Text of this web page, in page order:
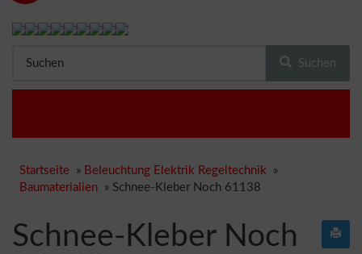
Suchen
Startseite » Beleuchtung Elektrik Regeltechnik »
Baumaterialien » Schnee-Kleber Noch 61138
Schnee-Kleber Noch